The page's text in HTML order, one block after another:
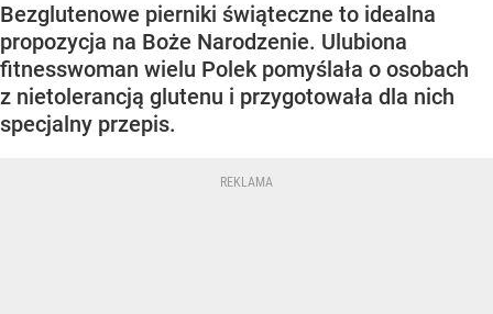
Bezglutenowe pierniki świąteczne to idealna
propozycja na Boże Narodzenie. Ulubiona
fitnesswoman wielu Polek pomyślała o osobach
z nietolerancją glutenu i przygotowała dla nich
specjalny przepis.